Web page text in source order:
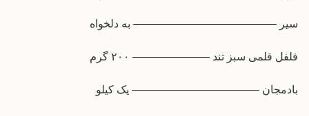
سیر ————————————— به دلخواه
فلفل قلمی سبز تند ——————— ۲۰۰ گرم
بادمجان ———————————– یک کیلو